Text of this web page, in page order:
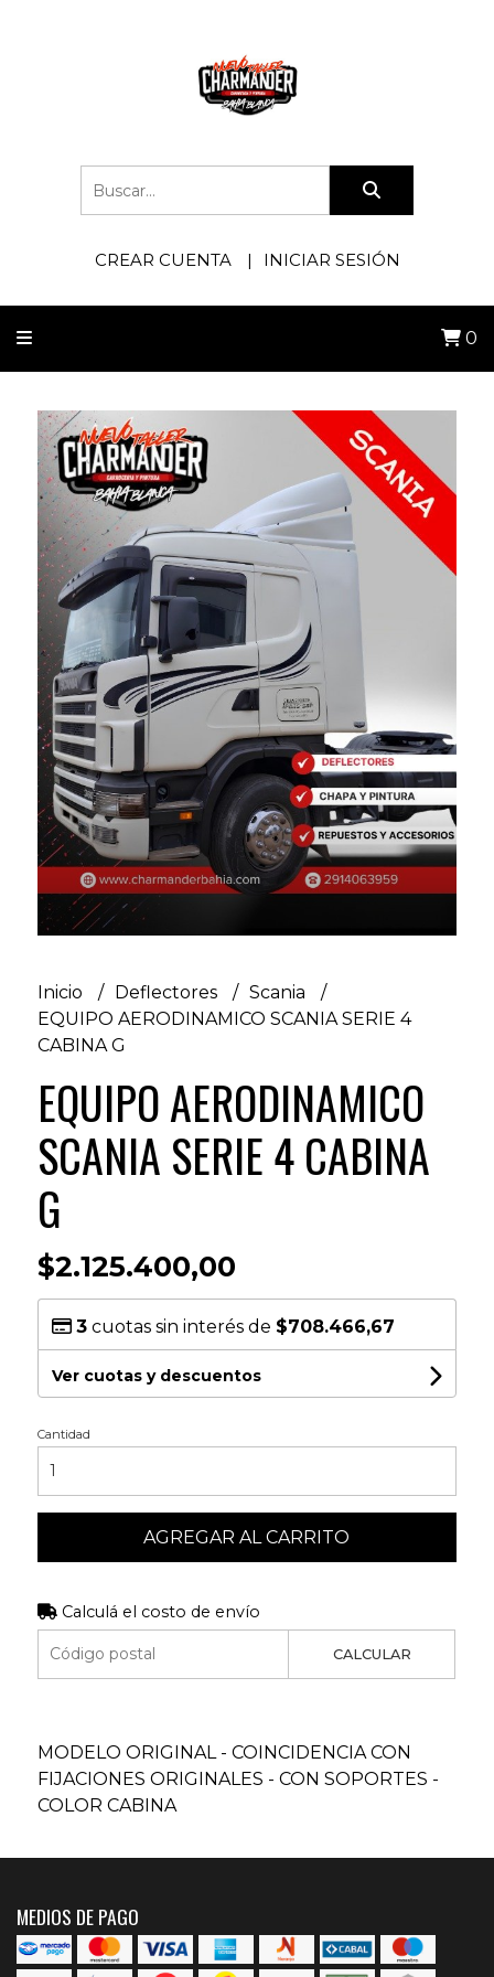
CREAR CUENTA INICIAR SESIÓN
0
Inicio Deflectores
Scania
EQUIPO AERODINAMICO SCANIA SERIE 4
CABINA G
EQUIPO AERODINAMICO
SCANIA SERIE 4 CABINA
G
$2.125.400,00
3cuotas sin interés de $708.466,67
Ver cuotas y descuentos
Cantidad
AGREGAR AL CARRITO
Calculá el costo de envío
CALCULAR
MODELO ORIGINAL - COINCIDENCIA CON
FIJACIONES ORIGINALES - CON SOPORTES -
COLOR CABINA
MEDIOS DE PAGO